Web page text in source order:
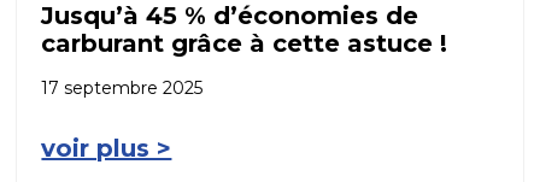
Jusqu’à 45 % d’économies de
carburant grâce à cette astuce !
17 septembre 2025
voir plus >